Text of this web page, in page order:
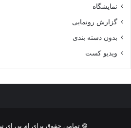
نمایشگاه
گزارش رونمایی
بدون دسته بندی
ویدیو کست
© تمامی حقوق برای ام بی ای